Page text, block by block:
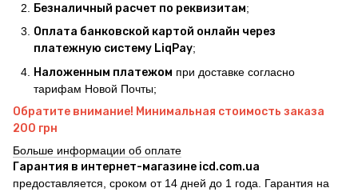
Безналичный расчет по реквизитам;
Оплата банковской картой онлайн через
платежную систему LiqPay;
Наложенным платежом при доставке согласно
тарифам Новой Почты;
Обратите внимание! Минимальная стоимость заказа
200 грн
Больше информации об оплате
Гарантия в интернет-магазине icd.com.ua
предоставляется, сроком от 14 дней до 1 года. Гарантия на